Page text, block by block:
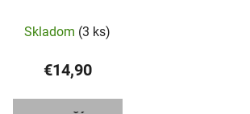
Skladom (3 ks)
€14,90